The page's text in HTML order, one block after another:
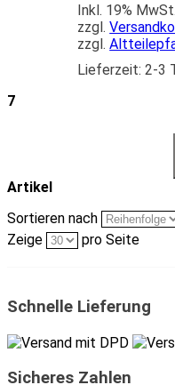
Inkl. 19% MwSt.
zzgl.
zzgl.
Lieferzeit: 2-3
7
Artikel
Sortieren nach
Zeige
pro Seite
Schnelle Lieferung
Sicheres Zahlen